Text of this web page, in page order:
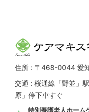
住所 : 〒468-0044 愛
交通 : 桜通線「野並」
原」停下車すぐ
特別養護老人ホーム